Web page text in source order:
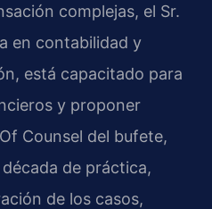
complejas, el Sr.
en contabilidad y
está capacitado para
y proponer
Counsel del bufete,
de práctica,
de los casos,